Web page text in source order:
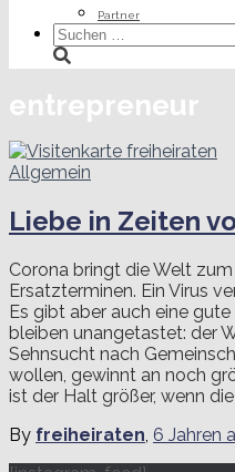
Partner
Suchen
nach:
entrepreneur
Allgemein
Liebe in Zeiten
Corona bringt die Welt
Ersatzterminen. Ein Virus
Es gibt aber auch eine
bleiben unangetastet: der
Sehnsucht nach
wollen, gewinnt an noch
ist der Halt größer, wenn
By freiheiraten, 6 Jahren